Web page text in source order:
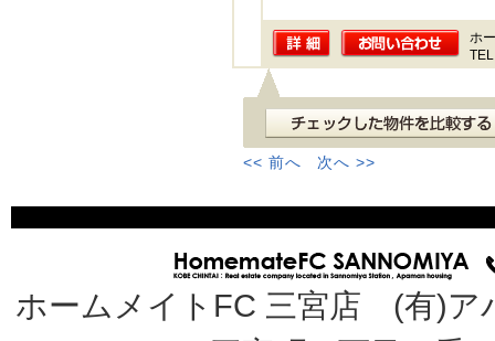
ホ
<< 前へ 次へ >>
ホームメイトFC 三宮店 (有)